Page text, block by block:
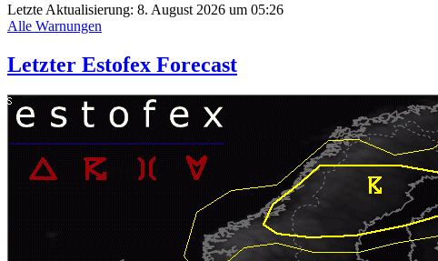
Letzte Aktualisierung: 8. August 2026 um 05:26
Alle Warnungen
Letzter Estofex Forecast